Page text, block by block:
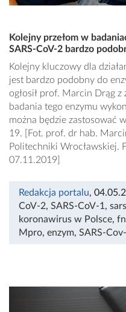
Kolejny przełom w
SARS-CoV-2 bardzo
Kolejny kluczowy dla
jest bardzo podobny do
ogłosił prof. Marcin Drąg z
badania tego enzymu
można będzie zastosować
19. [Fot. prof. dr hab.
Politechniki Wrocławskiej.
07.11.2019]
Redakcja portalu,
CoV-2, SARS-CoV-1 , sars
koronawirus w Polsce,
Mpro, enzym, SARS-